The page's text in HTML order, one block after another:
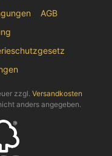
AGB
zzgl. Versandkosten
anders angegeben.